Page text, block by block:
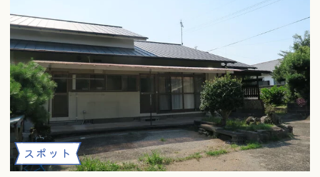
スポット